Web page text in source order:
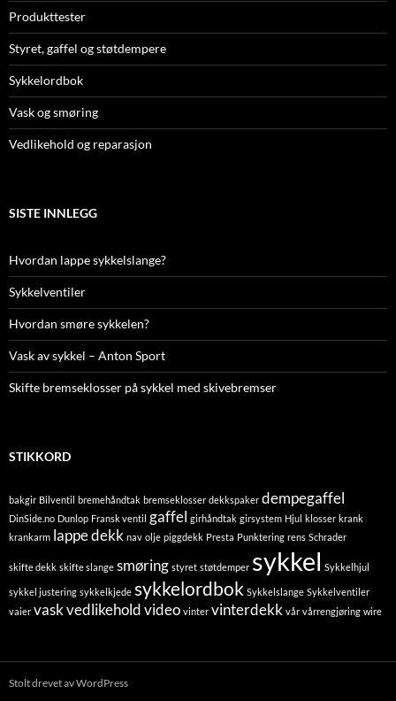
Produkttester
Styret, gaffel og støtdempere
Sykkelordbok
Vask og smøring
Vedlikehold og reparasjon
SISTE INNLEGG
Hvordan lappe sykkelslange?
Sykkelventiler
Hvordan smøre sykkelen?
Vask av sykkel – Anton Sport
Skifte bremseklosser på sykkel med skivebremser
STIKKORD
bakgir Bilventil bremehåndtak bremseklosser dekkspaker dempegaffel
DinSide.no Dunlop Fransk ventil gaffel girhåndtak girsystem Hjul klosser krank
krankarm lappe dekk nav olje piggdekk Presta Punktering rens Schrader
skifte dekk skifte slange smøring styret støtdemper sykkel Sykkelhjul
sykkel justering sykkelkjede sykkelordbok Sykkelslange Sykkelventiler
vaier vaskvedlikeholdvideo vinter vinterdekk vår vårrengjøring wire
Stolt drevet av WordPress